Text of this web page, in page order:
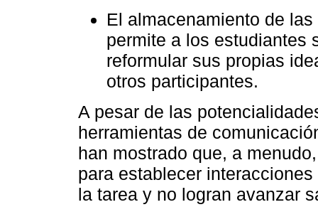
El almacenamiento de
permite a los estudiantes
reformular sus propias
otros participantes.
A pesar de las
herramientas de
han mostrado que, a
para establecer
la tarea y no logran avanzar